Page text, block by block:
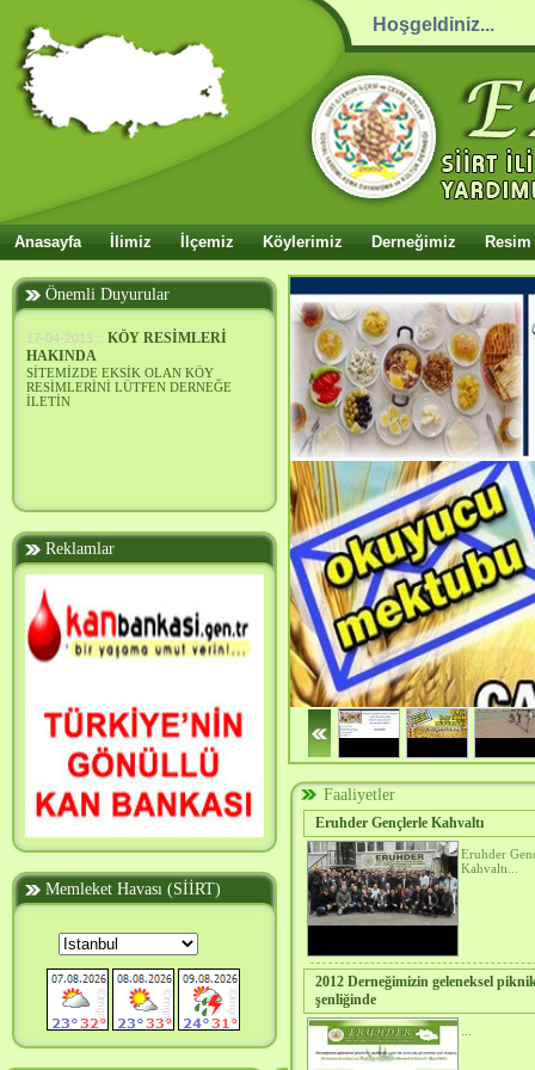
Hoşgeldiniz...
Anasayfa İlimiz İlçemiz Köylerimiz Derneğimiz
Önemli Duyurular
28-09-2016 ::
17-04-2013 ::KÖY RESİMLERİ
HAKINDA
SİTEMİZDE EKSİK OLAN KÖY
RESİMLERİNİ LÜTFEN DERNEĞE
İLETİN
Reklamlar
Memleket Havası (SİİRT)
Eruhder Kahvaltı Organizasyonu
Derneğimizin gençlerle tanışma ve
gençlerimizi bekleri
Eruh İlçe Tarım Müdürlüğü'nün
Eruh İlçe Tarım Müdürlüğü'nün çiftçilere
Metin Sayın
Faaliyetler
Eruhder Gençlerle Kahvaltı
Eruhder
Kahvaltı...
2012 Derneğimizin geleneksel
şenliğinde